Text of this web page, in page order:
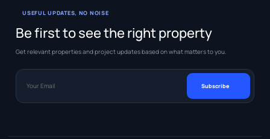
USEFUL UPDATES, NO NOISE
Be first to see the right property
Get relevant properties and project updates based on what matters to you.
Subscribe